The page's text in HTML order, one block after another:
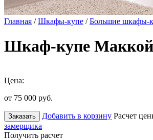
Главная /Шкафы-купе /Большие шкафы-
Шкаф-купе Маккой
Цена:
от 75 000 руб.
Заказать Добавить в корзину Расчет
замерщика
Получить расчет